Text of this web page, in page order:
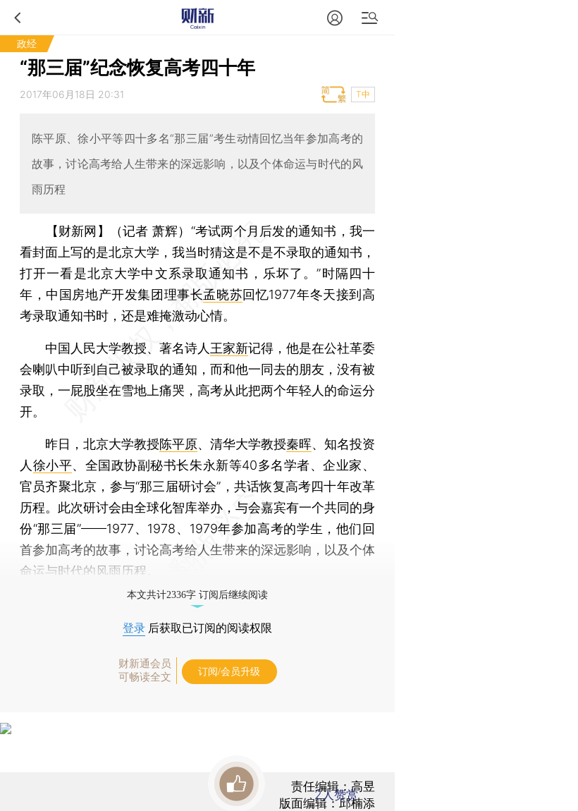
政经
“那三届”纪念恢复高考四十年
2017年06月18日 20:31 T中
陈平原、徐小平等四十多名“那三届”考生动情回忆当年参加高考的
故事，讨论高考给人生带来的深远影响，以及个体命运与时代的风
雨历程
【财新网】（记者 萧辉） “考试两个月后发的通知书，我一
看封面上写的是北京大学，我当时猜这是不是不录取的通知书，
打开一看是北京大学中文系录取通知书，乐坏了。”时隔四十
年，中国房地产开发集团理事长孟晓苏回忆1977年冬天接到高
考录取通知书时，还是难掩激动心情。
中国人民大学教授、著名诗人 王家新记得，他是在公社革委
会喇叭中听到自己被录取的通知，而和他一同去的朋友，没有被
录取，一屁股坐在雪地上痛哭，高考从此把两个年轻人的命运分
开。
昨日，北京大学教授陈平原、清华大学教授秦晖、知名投资
人 徐小平、全国政协副秘书长朱永新等40多名学者、企业家、
官员齐聚北京，参与“那三届研讨会”，共话恢复高考四十年改革
历程。此次研讨会由全球化智库举办，与会嘉宾有一个共同的身
份“那三届”——1977、1978、1979年参加高考的学生，他们回
首参加高考的故事，讨论高考给人生带来的深远影响，以及个体
命运与时代的风雨历程。
本文共计2336字 订阅后继续阅读
登录 后获取已订阅的阅读权限
财新通会员
可畅读全文
订阅/会员升级
责任编辑：高昱
版面编辑：邱楠添
2人赞赏